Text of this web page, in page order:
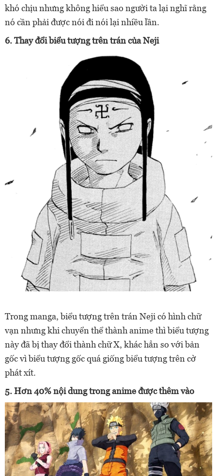
khó chịu nhưng không hiểu sao người ta lại nghĩ rằng
nó cần phải được nói đi nói lại nhiều lần.
6. Thay đổi biểu tượng trên trán của Neji
Trong manga, biểu tượng trên trán Neji có hình chữ
vạn nhưng khi chuyển thể thành anime thì biểu tượng
này đã bị thay đổi thành chữ X, khác hẳn so với bản
gốc vì biểu tượng gốc quá giống biểu tượng trên cờ
phát xít.
5. Hơn 40% nội dung trong anime được thêm vào